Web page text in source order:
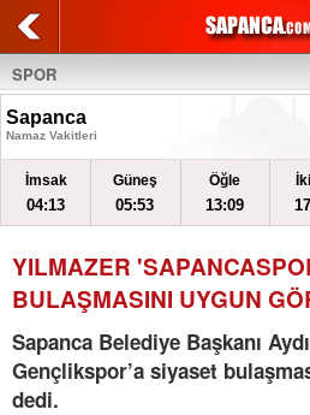
SPOR
Sapanca
Namaz Vakitleri
İmsak
04:13
Güneş
05:53
Öğle
13:09
YILMAZER
BULAŞMASINI UYGUN
Sapanca Belediye Başkanı
Gençlikspor’a siyaset
dedi.